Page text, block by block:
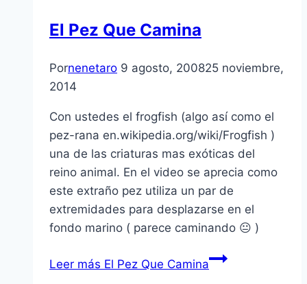
El Pez Que Camina
Pornenetaro 9 agosto, 200825 noviembre,
2014
Con ustedes el frogfish (algo así­ como el
pez-rana en.wikipedia.org/wiki/Frogfish )
una de las criaturas mas exóticas del
reino animal. En el video se aprecia como
este extraño pez utiliza un par de
extremidades para desplazarse en el
fondo marino ( parece caminando 😐 )
Leer más El Pez Que Camina